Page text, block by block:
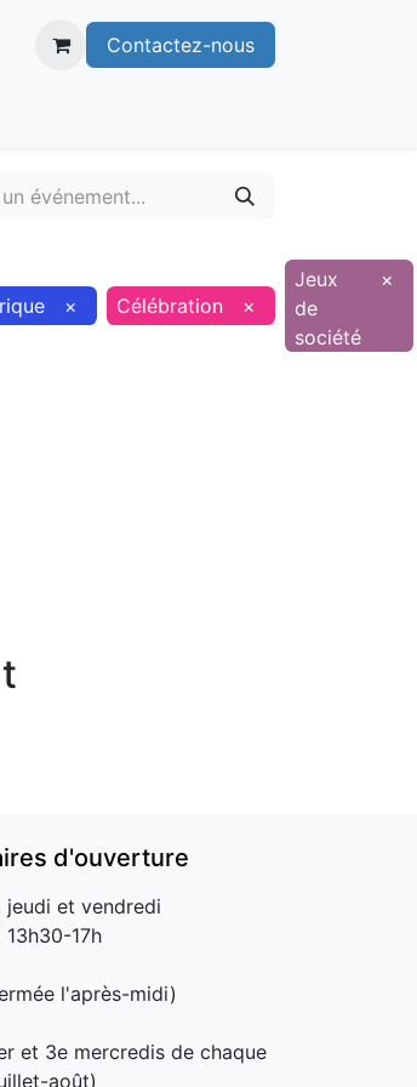
Contactez-nous
× Célébration ×
Jeux
de
société
×
d'ouverture
jeudi et vendredi
17h
l'après-midi)
et 3e mercredis de chaque
août)